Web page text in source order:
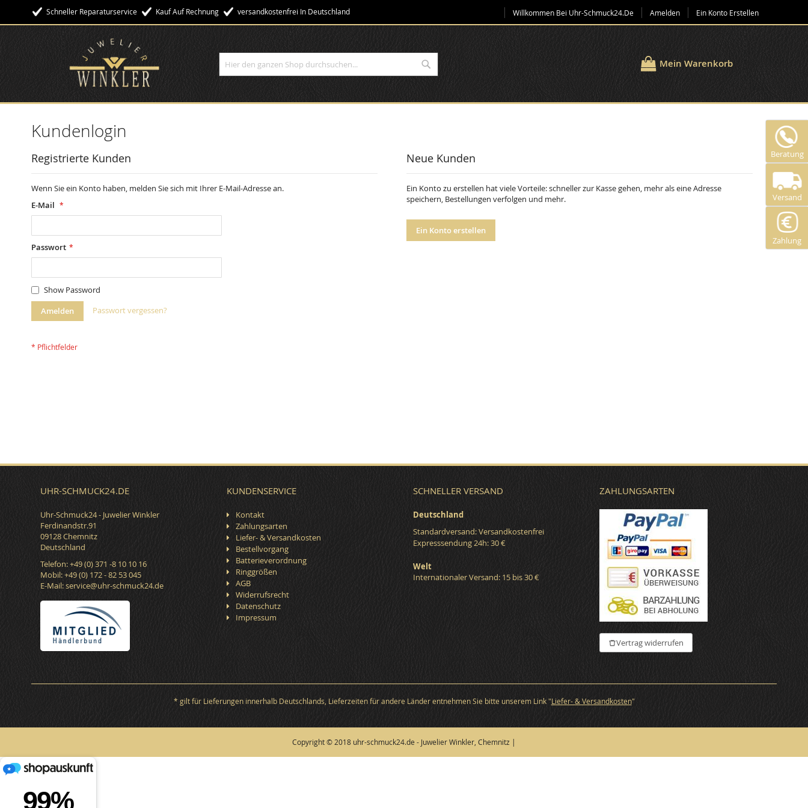
Schneller Reparaturservice Kauf Auf Rechnung Versandkostenfrei In Deutschland
zum
Willkommen Bei Uhr-Schmuck24.de Amelden Ein Konto Erstellen
Mein Warenkorb
Kundenlogin
Registrierte Kunden
Wenn Sie ein Konto haben, melden Sie sich mit Ihrer E-Mail-Adresse an.
E-Mail
Passwort
Show Password
Amelden
Passwort vergessen?
Neue Kunden
Ein Konto zu erstellen hat viele Vorteile: schneller zur Kasse gehen, mehr als eine Adresse
speichern, Bestellungen verfolgen und mehr.
Ein Konto erstellen
UHR-SCHMUCK24.DE
Uhr-Schmuck24 - Juwelier Winkler
Ferdinandstr.91
09128 Chemnitz
Deutschland
Telefon: +49 (0) 371 -8 10 10 16
Mobil: +49 (0) 172 - 82 53 045
E-Mail:service@uhr-schmuck24.de
KUNDENSERVICE
Kontakt
Zahlungsarten
Liefer- & Versandkosten
Bestellvorgang
Batterieverordnung
Ringgrößen
AGB
Widerrufsrecht
Datenschutz
Impressum
SCHNELLER VERSAND
Deutschland
Standardversand: Versandkostenfrei
Expresssendung 24h: 30 €
Welt
Internationaler Versand: 15 bis 30 €
ZAHLUNGSARTEN
Vertrag widerrufen
Beratung
Versand
Zahlung
* gilt für Lieferungen innerhalb Deutschlands, Lieferzeiten für andere Länder entnehmen Sie bitte unserem Link "Liefer- & Versandkosten"
Copyright © 2018 uhr-schmuck24.de - Juwelier Winkler, Chemnitz |